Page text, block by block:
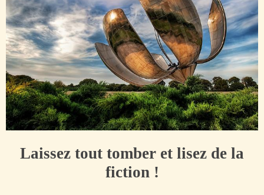
Laissez tout tomber et lisez de la
fiction !